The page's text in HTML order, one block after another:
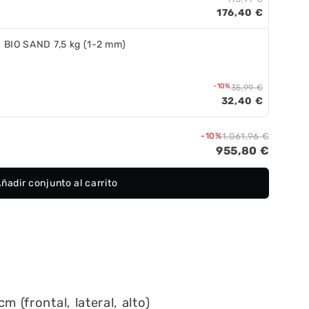
176,40 €
SAND 7,5 kg (1-2 mm)
-10%35,99 €
32,40 €
-10%1.061,96 €
955,80 €
conjunto al carrito
(frontal, lateral, alto)